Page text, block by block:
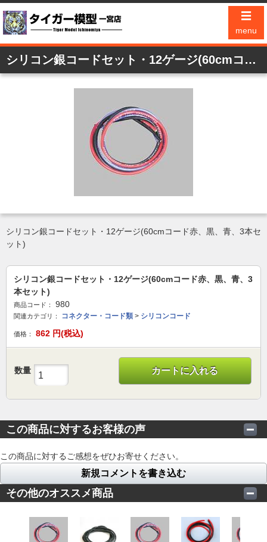
☰
menu
シリコン銀コードセット・12ゲージ(60cmコード赤、黒、青、3本セット)
シリコン銀コードセット・12ゲージ(60cmコード赤、黒、青、3本セ
ット)
シリコン銀コードセット・12ゲージ(60cmコード赤、黒、青、3
本セット)
商品コード： 980
関連カテゴリ： コネクター・コード類 > シリコンコード
価格： 862 円(税込)
数量 カートに入れる
この商品に対するお客様の声
この商品に対するご感想をぜひお寄せください。
新規コメントを書き込む
その他のオススメ商品